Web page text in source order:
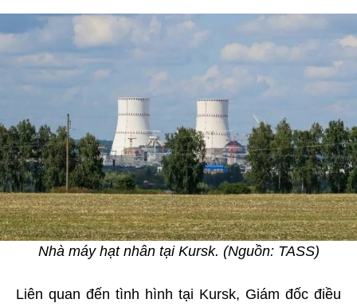
Nhà máy hạt nhân tại Kursk. (Nguồn: TASS)
Liên quan đến tình hình tại Kursk, Giám đốc điều